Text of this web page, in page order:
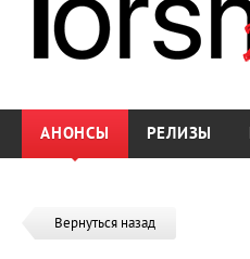
АНОНСЫ РЕЛИЗЫ
Вернуться назад